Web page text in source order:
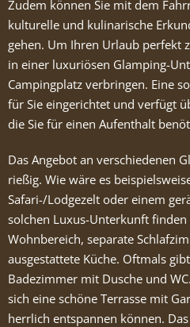
Zudem können Sie mit dem
kulturelle und kulinarische
gehen. Um Ihren Urlaub perfekt
in einer luxuriösen Glamping-
Campingplatz verbringen. Eine
für Sie eingerichtet und verfügt
die Sie für einen Aufenthalt
Das Angebot an verschiedenen
rießig. Wie wäre es
Safari-/Lodgezelt oder einem
solchen Luxus-Unterkunft finden
Wohnbereich, separate
ausgestattete Küche. Oftmals
Badezimmer mit Dusche und
sich eine schöne Terrasse mit
herrlich entspannen können.